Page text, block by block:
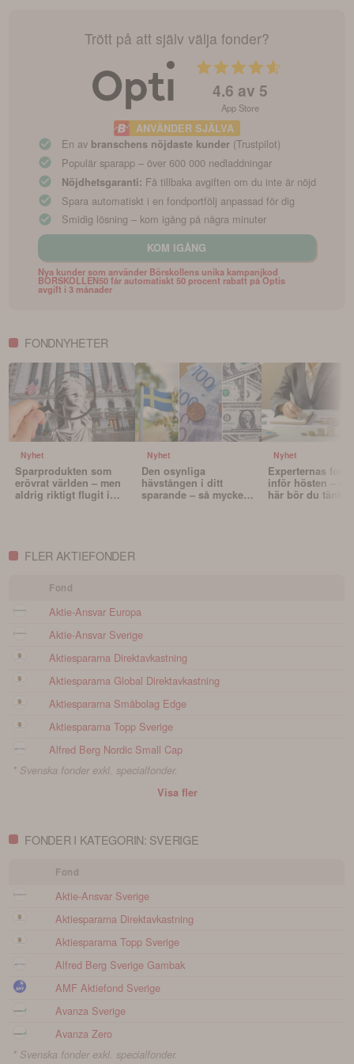
Trött på att själv välja fonder?
4.6 av 5
App Store
ANVÄNDER SJÄLVA
En av branschens nöjdaste kunder (Trustpilot)
Populär sparapp – över 600 000 nedladdningar
Nöjdhetsgaranti: Få tillbaka avgiften om du inte är nöjd
Spara automatiskt i en fondportfölj anpassad för dig
Smidig lösning – kom igång på några minuter
KOM IGÅNG
Nya kunder som använder Börskollens unika kampanjkod
BORSKOLLEN50 får automatiskt 50 procent rabatt på Optis
avgift i 3 månader
FONDNYHETER
Nyhet
Sparprodukten som
erövrat världen – men
aldrig riktigt flugit i
Nyhet
Den osynliga
hävstången i ditt
sparande – så mycket
Nyhet
Experternas
inför hösten –
här bör du tänka
FLER AKTIEFONDER
Fond
Aktie-Ansvar Europa
Aktie-Ansvar Sverige
Aktiespararna Direktavkastning
Aktiespararna Global Direktavkastning
Aktiespararna Småbolag Edge
Aktiespararna Topp Sverige
Alfred Berg Nordic Small Cap
* Svenska fonder exkl. specialfonder.
Visa fler
FONDER I KATEGORIN: SVERIGE
Fond
Aktie-Ansvar Sverige
Aktiespararna Direktavkastning
Aktiespararna Topp Sverige
Alfred Berg Sverige Gambak
AMF Aktiefond Sverige
Avanza Sverige
Avanza Zero
* Svenska fonder exkl. specialfonder.